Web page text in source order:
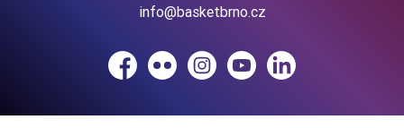
info@basketbrno.cz
Facebook
Flickr InstagramYouTubeLinkedIn